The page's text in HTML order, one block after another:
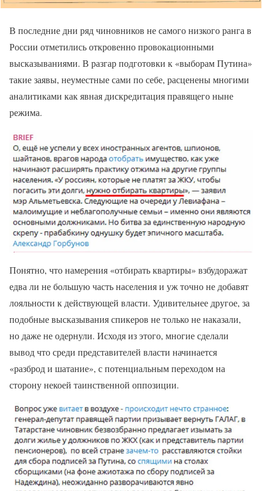
В последние дни ряд чиновников не самого низкого ранга в
России отметились откровенно провокационными
высказываниями. В разгар подготовки к «выборам Путина»
такие заявы, неуместные сами по себе, расценены многими
аналитиками как явная дискредитация правящего ныне
режима.
Понятно, что намерения «отбирать квартиры» взбудоражат
едва ли не большую часть населения и уж точно не добавят
лояльности к действующей власти. Удивительнее другое, за
подобные высказывания спикеров не только не наказали,
но даже не одернули. Исходя из этого, многие сделали
вывод что среди представителей власти начинается
«разброд и шатание», с потенциальным переходом на
сторону некоей таинственной оппозиции.